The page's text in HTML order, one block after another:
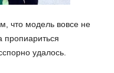
что модель вовсе не
пропиариться
удалось.